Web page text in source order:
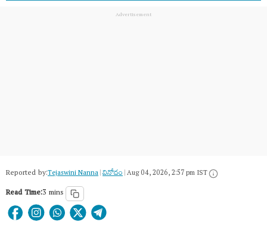
Reported by:Tejaswini Nanna|వినోదం|Aug 04, 2026, 2:57 pm IST
Read Time:3 mins